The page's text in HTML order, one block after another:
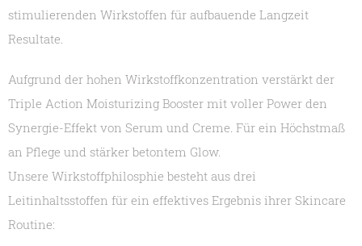
stimulierenden Wirkstoffen für aufbauende Langzeit
Resultate.
Aufgrund der hohen Wirkstoffkonzentration verstärkt der
Triple Action Moisturizing Booster mit voller Power den
Synergie-Effekt von Serum und Creme. Für ein Höchstmaß
an Pflege und stärker betontem Glow.
Unsere Wirkstoffphilosphie besteht aus drei
Leitinhaltsstoffen für ein effektives Ergebnis ihrer Skincare
Routine: